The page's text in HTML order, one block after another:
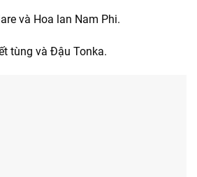
và Hoa lan Nam Phi.
tùng và Đậu Tonka.